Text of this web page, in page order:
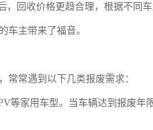
，回收价格更趋合理，根据不同
车主带来了福音。
常常遇到以下几类报废需求：
等家用车型。当车辆达到报废